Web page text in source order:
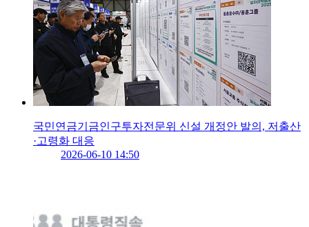
국민연금기금인구투자전문위 신설 개정안 발의, 저출산
·고령화 대응
2026-06-10 14:50